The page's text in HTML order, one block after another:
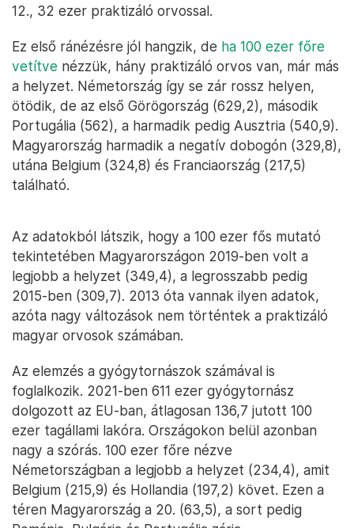
12., 32 ezer praktizáló orvossal.
Ez első ránézésre jól hangzik, de ha 100 ezer főre
vetítve nézzük, hány praktizáló orvos van, már más
a helyzet. Németország így se zár rossz helyen,
ötödik, de az első Görögország (629,2), második
Portugália (562), a harmadik pedig Ausztria (540,9).
Magyarország harmadik a negatív dobogón (329,8),
utána Belgium (324,8) és Franciaország (217,5)
található.
Az adatokból látszik, hogy a 100 ezer fős mutató
tekintetében Magyarországon 2019-ben volt a
legjobb a helyzet (349,4), a legrosszabb pedig
2015-ben (309,7). 2013 óta vannak ilyen adatok,
azóta nagy változások nem történtek a praktizáló
magyar orvosok számában.
Az elemzés a gyógytornászok számával is
foglalkozik. 2021-ben 611 ezer gyógytornász
dolgozott az EU-ban, átlagosan 136,7 jutott 100
ezer tagállami lakóra. Országokon belül azonban
nagy a szórás. 100 ezer főre nézve
Németországban a legjobb a helyzet (234,4), amit
Belgium (215,9) és Hollandia (197,2) követ. Ezen a
téren Magyarország a 20. (63,5), a sort pedig